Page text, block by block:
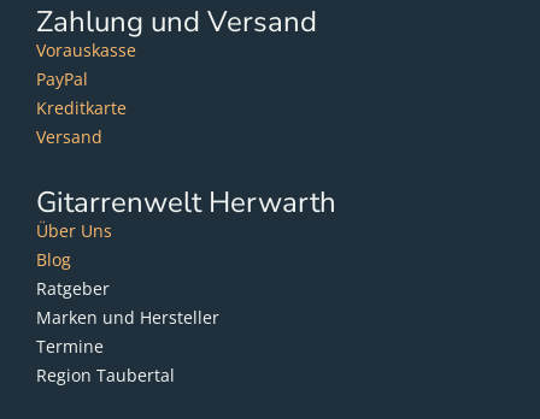
Zahlung und Versand
Vorauskasse
PayPal
Kreditkarte
Versand
Gitarrenwelt Herwarth
Über Uns
Blog
Ratgeber
Marken und Hersteller
Termine
Region Taubertal